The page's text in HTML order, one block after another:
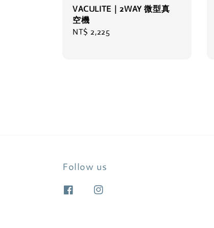
VACULITE｜2WAY 微型真
空機
Regular
NT$ 2,225
Follow us